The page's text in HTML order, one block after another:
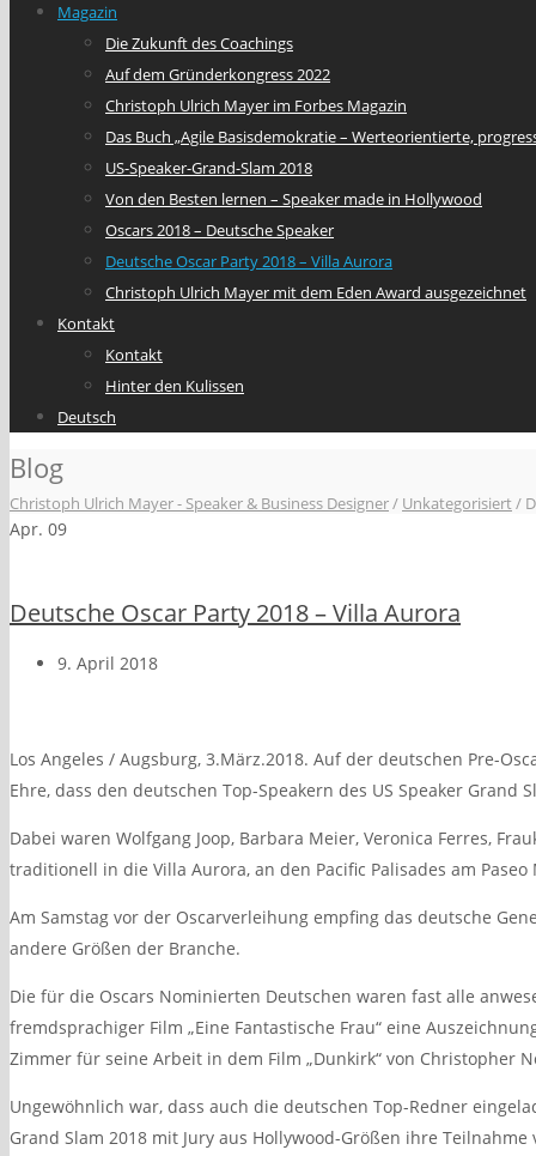
Magazin
Die Zukunft des Coachings
Auf dem Gründerkongress 2022
Christoph Ulrich Mayer im Forbes Magazin
Das Buch „Agile Basisdemokratie – Werteorientierte,
US-Speaker-Grand-Slam 2018
Von den Besten lernen – Speaker made in Hollywood
Oscars 2018 – Deutsche Speaker
Deutsche Oscar Party 2018 – Villa Aurora
Christoph Ulrich Mayer mit dem Eden Award ausgezeichnet
Kontakt
Kontakt
Hinter den Kulissen
Deutsch
Blog
Christoph Ulrich Mayer - Speaker & Business Designer/ Unkategorisiert/
Apr. 09
Deutsche Oscar Party 2018 – Villa Aurora
9. April 2018
Los Angeles / Augsburg, 3.März.2018. Auf der deutschen Pre-
Ehre, dass den deutschen Top-Speakern des US Speaker Grand
Dabei waren Wolfgang Joop, Barbara Meier, Veronica Ferres,
traditionell in die Villa Aurora, an den Pacific Palisades am
Am Samstag vor der Oscarverleihung empfing das deutsche
andere Größen der Branche.
Die für die Oscars Nominierten Deutschen waren fast alle
fremdsprachiger Film „Eine Fantastische Frau“ eine
Zimmer für seine Arbeit in dem Film „Dunkirk“ von Christopher
Ungewöhnlich war, dass auch die deutschen Top-Redner
Grand Slam 2018 mit Jury aus Hollywood-Größen ihre